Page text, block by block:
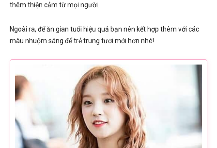
thêm thiện cảm từ mọi người.
Ngoài ra, để ăn gian tuổi hiệu quả bạn nên kết hợp thêm với các
màu nhuộm sáng để trẻ trung tươi mới hơn nhé!